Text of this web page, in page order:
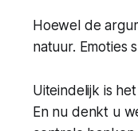
Hoewel de
natuur. Emoties
Uiteindelijk is
En nu denkt u